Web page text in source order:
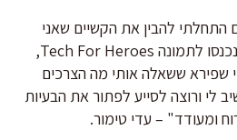
להבין את הקשיים שאני
צריך להתמודד מולם. כאן נכנסו לתמונה Tech For Heroes,
שפירא ששאלה אותי מה הצרכים
לי ורוצה לסייע לפתור את הבעיות
ומעודד" – עדי טימור.